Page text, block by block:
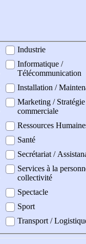
Industrie
Informatique /
Télécommunication
Installation /
Marketing / Stratégie
commerciale
Ressources
Santé
Secrétariat /
Services à la
collectivité
Spectacle
Sport
Transport /